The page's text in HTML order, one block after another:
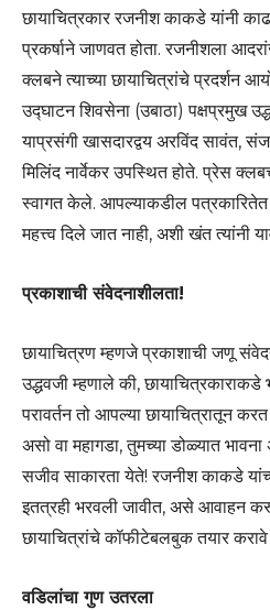
छायाचित्रकार रजनीश काकडे यांनी
प्रकर्षाने जाणवत होता. रजनीशला
क्लबने त्याच्या छायाचित्रांचे प्रदर्शन
उद्घाटन शिवसेना (उबाठा) पक्षप्रमुख
याप्रसंगी खासदारद्वय अरविंद सावंत,
मिलिंद नार्वेकर उपस्थित होते. प्रेस
स्वागत केले. आपल्याकडील पत्रकारितेत
महत्त्व दिले जात नाही, अशी खंत त्यांनी
प्रकाशाची संवेदनाशीलता!
छायाचित्रण म्हणजे प्रकाशाची जणू
उद्धवजी म्हणाले की, छायाचित्रकाराकडे
परावर्तन तो आपल्या छायाचित्रातून
असो वा महागडा, तुमच्या डोळ्यात
सजीव साकारता येते! रजनीश काकडे
इतत्रही भरवली जावीत, असे आवाहन
छायाचित्रांचे कॉफीटेबलबुक तयार
वडिलांचा गुण उतरला